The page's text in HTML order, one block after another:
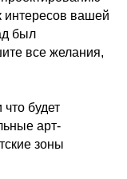
интересов вашей
был
все желания,
что будет
арт-
зоны